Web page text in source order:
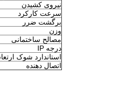
نیروی کشیدن
سرعت کارکرد
برگشت ضرر
وزن
مصالح ساختمانی
درجه IP
استاندارد شوک
اتصال دهنده